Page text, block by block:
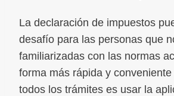
La declaración de impuestos
desafío para las personas que
familiarizadas con las normas
forma más rápida y
todos los trámites es usar la